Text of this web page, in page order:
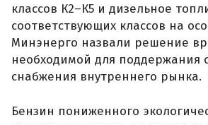
классов К2–К5 и дизельное
соответствующих классов на
Минэнерго назвали решение
необходимой для поддержания
снабжения внутреннего рынка.
Бензин пониженного